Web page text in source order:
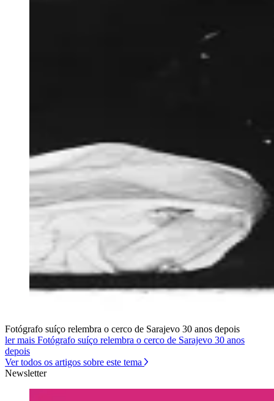
Fotógrafo suíço relembra o cerco de Sarajevo 30 anos depois
ler mais Fotógrafo suíço relembra o cerco de Sarajevo 30 anos
depois
Ver todos os artigos sobre este tema
Newsletter